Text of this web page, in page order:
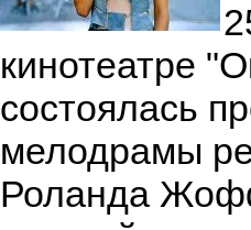
кинотеатре
состоялась
мелодрамы
Роланда